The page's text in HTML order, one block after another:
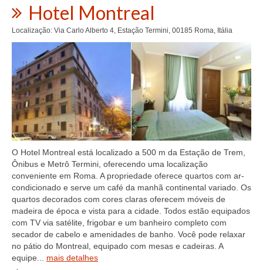
Hotel Montreal
Localização: Via Carlo Alberto 4, Estação Termini, 00185 Roma, Itália
O Hotel Montreal está localizado a 500 m da Estação de Trem,
Ônibus e Metrô Termini, oferecendo uma localização
conveniente em Roma. A propriedade oferece quartos com ar-
condicionado e serve um café da manhã continental variado. Os
quartos decorados com cores claras oferecem móveis de
madeira de época e vista para a cidade. Todos estão equipados
com TV via satélite, frigobar e um banheiro completo com
secador de cabelo e amenidades de banho. Você pode relaxar
no pátio do Montreal, equipado com mesas e cadeiras. A
equipe... mais detalhes